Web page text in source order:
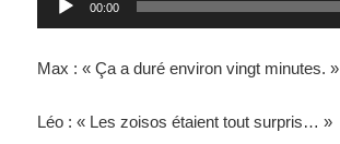
00:00
Max : « Ça a duré environ vingt minutes. »
Léo : « Les zoisos étaient tout surpris… »